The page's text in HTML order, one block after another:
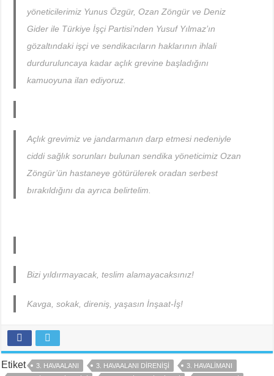
yöneticilerimiz Yunus Özgür, Ozan Zöngür ve Deniz
Gider ile Türkiye İşçi Partisi’nden Yusuf Yılmaz’ın
gözaltındaki işçi ve sendikacıların haklarının ihlali
durduruluncaya kadar açlık grevine başladığını
kamuoyuna ilan ediyoruz.
Açlık grevimiz ve jandarmanın darp etmesi nedeniyle
ciddi sağlık sorunları bulunan sendika yöneticimiz Ozan
Zöngür’ün hastaneye götürülerek oradan serbest
bırakıldığını da ayrıca belirtelim.
Bizi yıldırmayacak, teslim alamayacaksınız!
Kavga, sokak, direniş, yaşasın İnşaat-İş!
Etiket 3. HAVAALANI 3. HAVAALANI DIRENIŞI
3. HAVALIMANI